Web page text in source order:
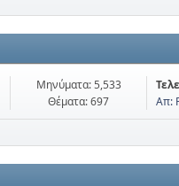
Μηνύματα: 5,533
Θέματα: 697
Απ: